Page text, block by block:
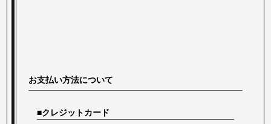
お支払い方法について
クレジットカード